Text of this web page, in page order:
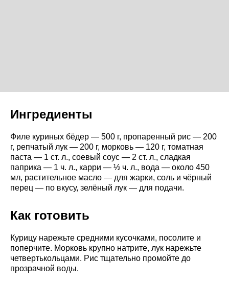
Ингредиенты
Филе куриных бёдер — 500 г, пропаренный рис — 200
г, репчатый лук — 200 г, морковь — 120 г, томатная
паста — 1 ст. л., соевый соус — 2 ст. л., сладкая
паприка — 1 ч. л., карри — ½ ч. л., вода — около 450
мл, растительное масло — для жарки, соль и чёрный
перец — по вкусу, зелёный лук — для подачи.
Как готовить
Курицу нарежьте средними кусочками, посолите и
поперчите. Морковь крупно натрите, лук нарежьте
четвертькольцами. Рис тщательно промойте до
прозрачной воды.